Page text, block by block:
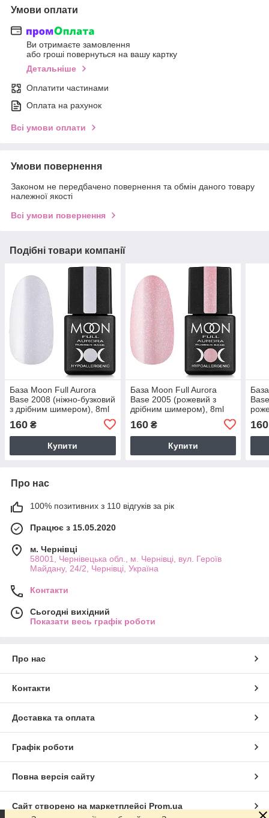
Умови оплати
Ви отримаєте замовлення
або гроші повернуться на вашу картку
Детальніше
Оплатити частинами
Оплата на рахунок
Всі умови оплати
Умови повернення
Законом не передбачено повернення та обмін даного товару
належної якості
Всі умови повернення
Подібні товари компанії
База Moon Full Aurora
Base 2008 (ніжно-бузковий
з дрібним шимером), 8ml
160 ₴
Купити
База Moon Full Aurora
Base 2005 (рожевий з
дрібним шимером), 8ml
160₴
Купити
160
Про нас
100% позитивних з 110 відгуків за рік
Працює з 15.05.2020
м. Чернівці
58001, Чернівецька обл., м. Чернівці, вул. Героїв
Майдану, 24/2, Чернівці, Україна
Контакти
Сьогодні вихідний
Показати весь графік роботи
Про нас
Контакти
Доставка та оплата
Графік роботи
Повна версія сайту
Сайт створено на маркетплейсі Prom.ua